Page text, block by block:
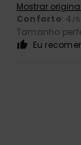
Mostrar
Conforto: 4 /5
Tamanho
Eu